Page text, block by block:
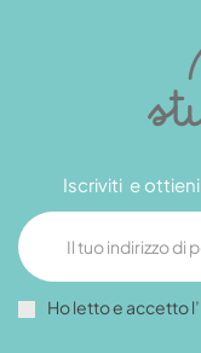
Iscriviti e
Ho letto e accetto l’